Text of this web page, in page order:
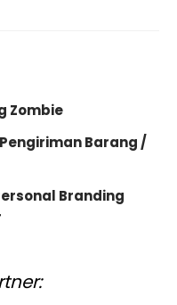
Zombie
Barang /
Branding